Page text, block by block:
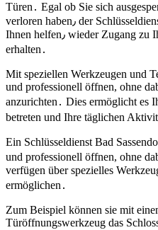
Türen․ Egal ob Sie sich
verloren haben٫ der Schlüsseldienst Bad Sassendorf Weslarn kann
Ihnen helfen٫ wieder Zugang zu Ihrem Zuhause oder Fahrzeug zu
erhalten․
Mit speziellen Werkzeugen und
und professionell öffnen, ohne
anzurichten․ Dies ermöglicht es
betreten und Ihre täglichen
Ein Schlüsseldienst Bad
und professionell öffnen, ohne
verfügen über spezielles
ermöglichen․
Zum Beispiel können sie mit
Türöffnungswerkzeug das